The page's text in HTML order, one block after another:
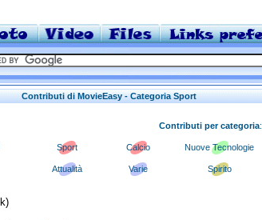
Contributi di MovieEasy - Categoria Sport
Contributi per categoria:
Sport Calcio Nuove Tecnologie
Attualità Varie Spirito